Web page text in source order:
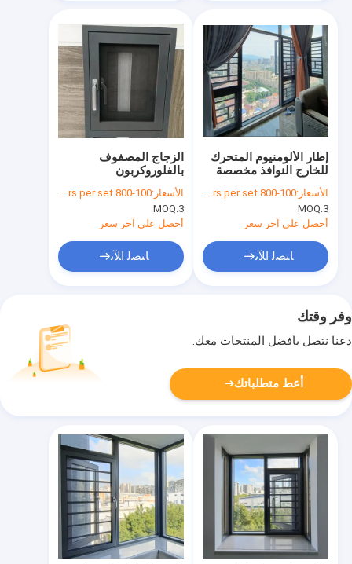
الزجاج المصفوف
بالفلوروكربون
الأسعار:100-800 dollars per set
MOQ:3
أحصل على آخر سعر
ﺎﺘﺼﻟ ﺍﻶﻧ
إطار الألومنيوم المتحرك
للخارج النوافذ مخصصة
مع الزجاج المعزول
المشدد
الأسعار:100-800 dollars per set
MOQ:3
أحصل على آخر سعر
ﺎﺘﺼﻟ ﺍﻶﻧ
وفر وقتك
دعنا نتصل بأفضل المنتجات معك.
أعط متطلباتك